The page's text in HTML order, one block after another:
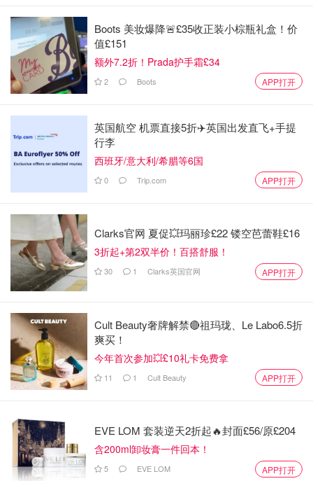
Boots 美妆爆降🚨£35收正装小棕瓶礼盒！价
值£151
额外7.2折！Prada护手霜£34
2 Boots APP打开
英国航空 机票直接5折✈️英国出发直飞+手提
行李
西班牙/意大利/希腊等6国
0 Trip.com APP打开
Clarks官网 夏促💥玛丽珍£22 镂空芭蕾鞋£16
3折起+第2双半价！百搭舒服！
30 1 Clarks英国官网 APP打开
Cult Beauty奢牌解禁🔴祖玛珑、Le Labo6.5折
爽买！
今年首次参加💥£10礼卡免费拿
11 1 Cult Beauty APP打开
EVE LOM 套装逆天2折起🔥封面£56/原£204
含200ml卸妆膏一件回本！
5 EVE LOM APP打开